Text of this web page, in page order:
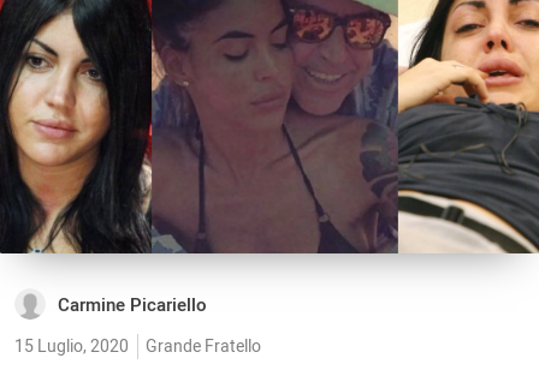
Carmine Picariello
15 Luglio, 2020 Grande Fratello